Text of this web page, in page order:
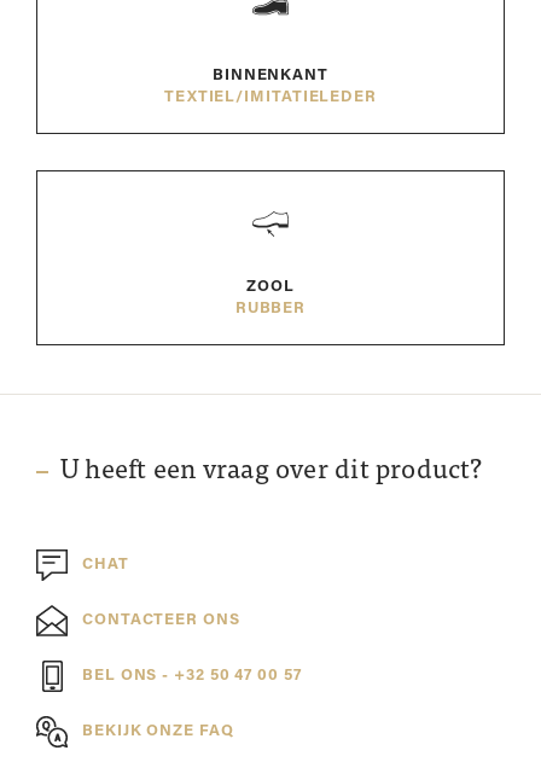
BINNENKANT
TEXTIEL/IMITATIELEDER
ZOOL
RUBBER
U heeft een vraag over dit product?
CHAT
CONTACTEER ONS
BEL ONS - +32 50 47 00 57
BEKIJK ONZE FAQ